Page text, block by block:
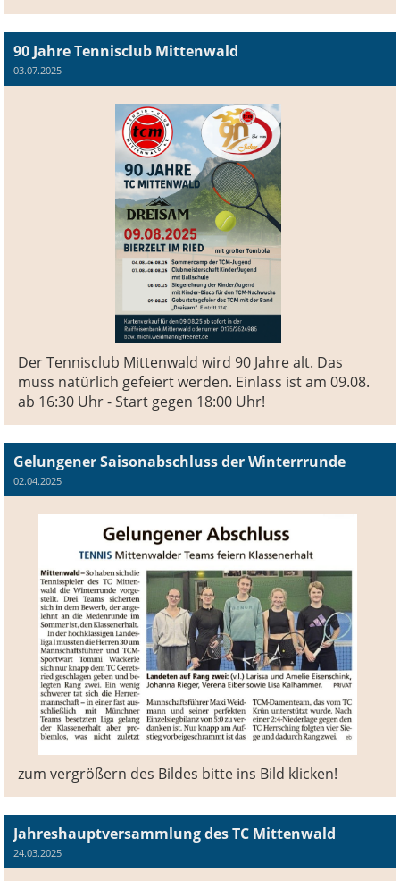
90 Jahre Tennisclub Mittenwald
03.07.2025
Der Tennisclub Mittenwald wird 90 Jahre alt. Das
muss natürlich gefeiert werden. Einlass ist am 09.08.
ab 16:30 Uhr - Start gegen 18:00 Uhr!
Gelungener Saisonabschluss der Winterrrunde
02.04.2025
zum vergrößern des Bildes bitte ins Bild klicken!
Jahreshauptversammlung des TC Mittenwald
24.03.2025